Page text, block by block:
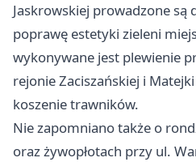
Jaskrowskiej prowadzone są
poprawę estetyki zieleni
wykonywane jest plewienie
rejonie Zaciszańskiej i
koszenie trawników.
Nie zapomniano także o
oraz żywopłotach przy ul.